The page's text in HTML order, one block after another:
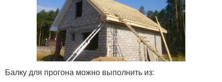
Балку для прогона можно выполнить из: